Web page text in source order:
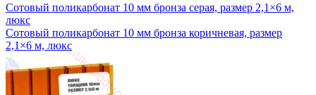
Сотовый поликарбонат 10 мм бронза серая, размер 2,1×6 м,
люкс
Сотовый поликарбонат 10 мм бронза коричневая, размер
2,1×6 м, люкс